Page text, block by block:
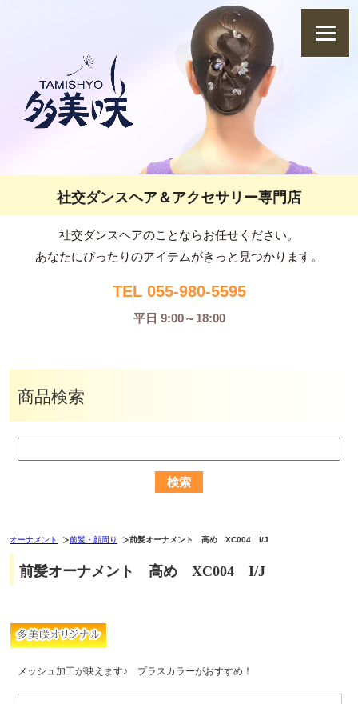
社交ダンスヘア＆アクセサリー専門店
社交ダンスヘアのことならお任せください。
あなたにぴったりのアイテムがきっと見つかります。
TEL 055-980-5595
平日 9:00～18:00
商品検索
オーナメント 前髪・顔周り 前髪オーナメント 高め XC004 I/J
前髪オーナメント 高め XC004 I/J
メッシュ加工が映えます♪ プラスカラーがおすすめ！